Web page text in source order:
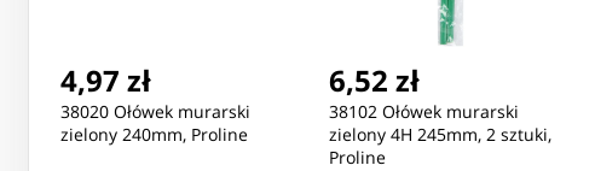
4,97 zł
38020 Ołówek murarski
zielony 240mm, Proline
6,52 zł
38102 Ołówek murarski
zielony 4H 245mm, 2 sztuki,
Proline